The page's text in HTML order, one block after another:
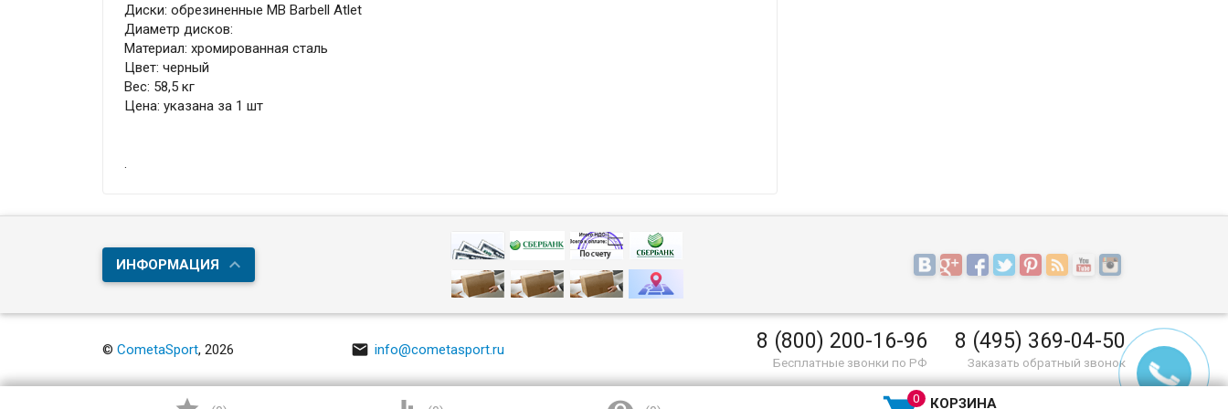
Диски: обрезиненные MB Barbell Atlet
Диаметр дисков:
Материал: хромированная сталь
Цвет: черный
Вес: 58,5 кг
Цена: указана за 1 шт
ИНФОРМАЦИЯ
©CometaSport, 2026  info@cometasport.ru 8 (800) 200-16-96
Бесплатные звонки по РФ
8 (495) 369-04-50
Заказать обратный звонок
КОРЗИНА